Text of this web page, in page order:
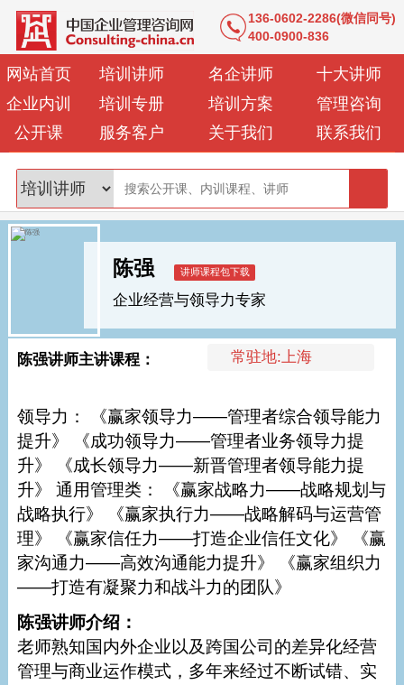
136-0602-2286(微信同号)
400-0900-836
网站首页 培训讲师 名企讲师
十大讲师
企业内训
培训专册 培训方案
管理咨询
公开课
服务客户 关于我们 联系我们
陈强
企业经营与领导力专家
陈强讲师主讲课程： 常驻地:上海
领导力： 《赢家领导力——管理者综合领导能力
提升》 《成功领导力——管理者业务领导力提
升》 《成长领导力——新晋管理者领导能力提
升》 通用管理类： 《赢家战略力——战略规划与
战略执行》 《赢家执行力——战略解码与运营管
理》 《赢家信任力——打造企业信任文化》 《赢
家沟通力——高效沟通能力提升》 《赢家组织力
——打造有凝聚力和战斗力的团队》
陈强讲师介绍：
老师熟知国内外企业以及跨国公司的差异化经营
管理与商业运作模式，多年来经过不断试错、实